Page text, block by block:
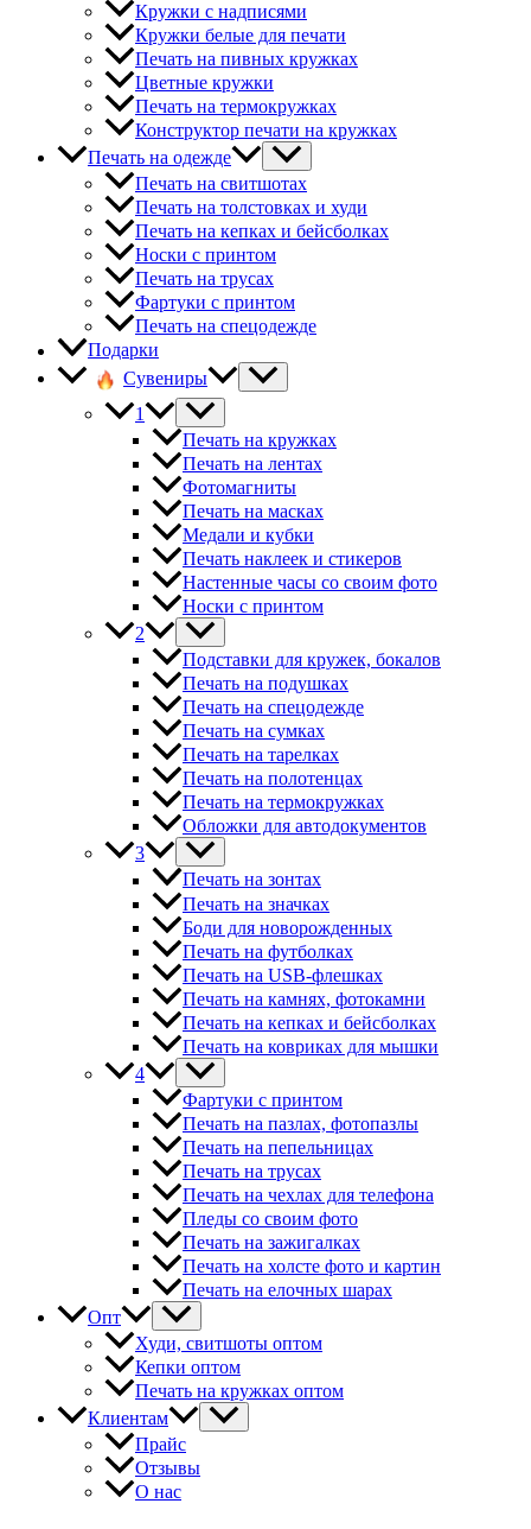
Кружки с надписями
Кружки белые для печати
Печать на пивных кружках
Цветные кружки
Печать на термокружках
Конструктор печати на кружках
Печать на одежде
Печать на свитшотах
Печать на толстовках и худи
Печать на кепках и бейсболках
Носки с принтом
Печать на трусах
Фартуки с принтом
Печать на спецодежде
Подарки
Сувениры
1
Печать на кружках
Печать на лентах
Фотомагниты
Печать на масках
Медали и кубки
Печать наклеек и стикеров
Настенные часы со своим фото
Носки с принтом
2
Подставки для кружек, бокалов
Печать на подушках
Печать на спецодежде
Печать на сумках
Печать на тарелках
Печать на полотенцах
Печать на термокружках
Обложки для автодокументов
3
Печать на зонтах
Печать на значках
Боди для новорожденных
Печать на футболках
Печать на USB-флешках
Печать на камнях, фотокамни
Печать на кепках и бейсболках
Печать на ковриках для мышки
4
Фартуки с принтом
Печать на пазлах, фотопазлы
Печать на пепельницах
Печать на трусах
Печать на чехлах для телефона
Пледы со своим фото
Печать на зажигалках
Печать на холсте фото и картин
Печать на елочных шарах
Опт
Худи, свитшоты оптом
Кепки оптом
Печать на кружках оптом
Клиентам
Прайс
Отзывы
О нас